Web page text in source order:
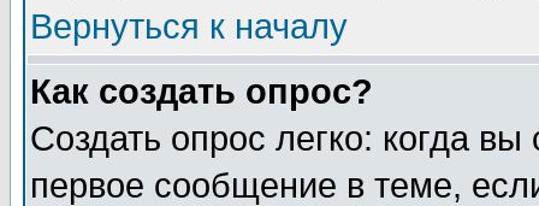
Вернуться к началу
Как создать опрос?
Создать опрос легко: когда
первое сообщение в теме,